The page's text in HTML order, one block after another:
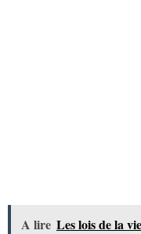
A lire Les lois de la